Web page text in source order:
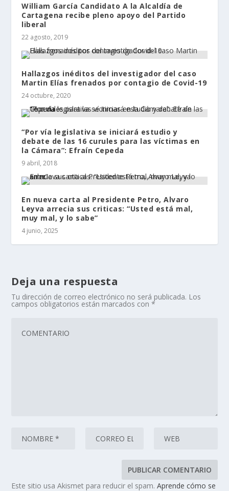
William García Candidato A la Alcaldía de
Cartagena recibe pleno apoyo del Partido
liberal
22 agosto, 2019
Hallazgos inéditos del investigador del caso
Martin Elías frenados por contagio de Covid-19
24 octubre, 2020
“Por vía legislativa se iniciará estudio y
debate de las 16 curules para las víctimas en
la Cámara”: Efraín Cepeda
9 abril, 2018
En nueva carta al Presidente Petro, Alvaro
Leyva arrecia sus criticas: “Usted está mal,
muy mal, y lo sabe”
4 junio, 2025
Deja una respuesta
Tu dirección de correo electrónico no será publicada. Los
campos obligatorios están marcados con*
Este sitio usa Akismet para reducir el spam.Aprende cómo se